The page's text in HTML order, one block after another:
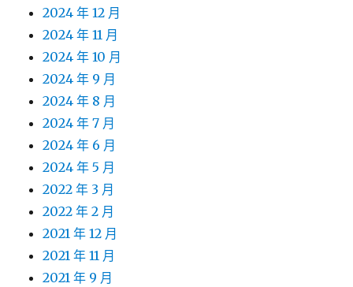
2024 年 12 月
2024 年 11 月
2024 年 10 月
2024 年 9 月
2024 年 8 月
2024 年 7 月
2024 年 6 月
2024 年 5 月
2022 年 3 月
2022 年 2 月
2021 年 12 月
2021 年 11 月
2021 年 9 月